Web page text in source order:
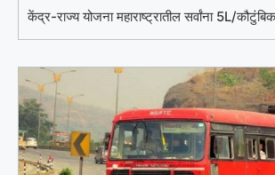
केंद्र-राज्य योजना महाराष्ट्रातील सर्वांना 5L/